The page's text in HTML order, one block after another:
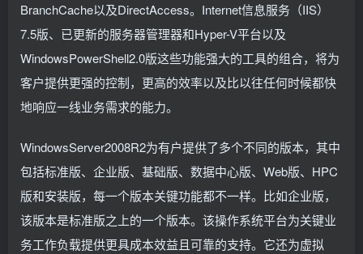
BranchCache以及DirectAccess。Internet信息服务（IIS）
7.5版、已更新的服务器管理器和Hyper-V平台以及
WindowsPowerShell2.0版这些功能强大的工具的组合，将为
客户提供更强的控制，更高的效率以及比以往任何时候都快
地响应一线业务需求的能力。
WindowsServer2008R2为有户提供了多个不同的版本，其中
包括标准版、企业版、基础版、数据中心版、Web版、HPC
版和安装版，每一个版本关键功能都不一样。比如企业版，
该版本是标准版之上的一个版本。该操作系统平台为关键业
务工作负载提供更具成本效益且可靠的支持。它还为虚拟